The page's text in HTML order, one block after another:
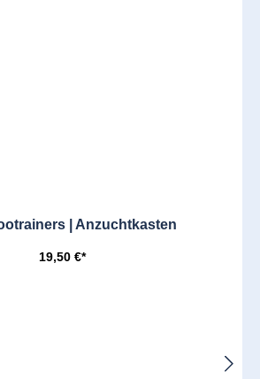
| Anzuchtkasten
19,50 €*